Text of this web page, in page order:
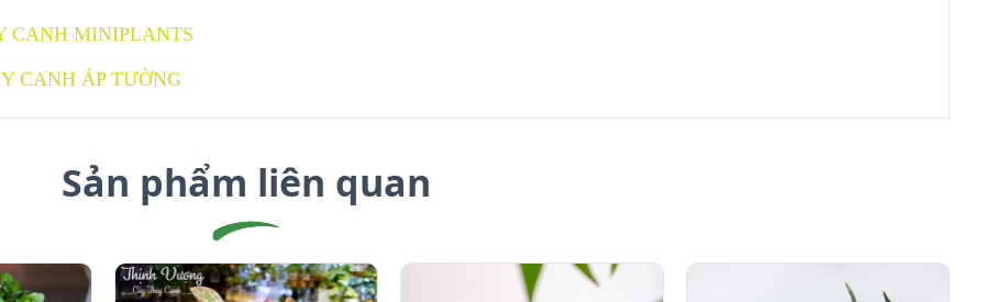
CANH MINIPLANTS
CANH ÁP TƯỜNG
Sản phẩm liên quan